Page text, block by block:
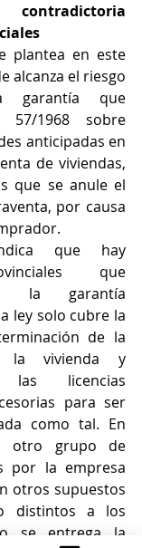
plantea en este
alcanza el riesgo
garantía que
1968 sobre
anticipadas en
de viviendas,
que se anule el
por causa
que hay
que
la garantía
ley solo cubre la
de la
la vivienda y
licencias
para ser
como tal. En
otro grupo de
por la empresa
otros supuestos
distintos a los
se entrega la